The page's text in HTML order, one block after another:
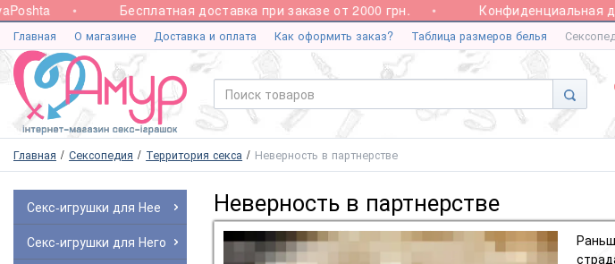
Бесплатная доставка при заказе от 2000 грн. Конфиденциальная
Главная О магазине Доставка и оплата Как оформить заказ? Таблица размеров белья
Главная Сексопедия Территория секса Неверность в партнерстве
Секс-игрушки для Нее
Секс-игрушки для Него
Неверность в партнерстве